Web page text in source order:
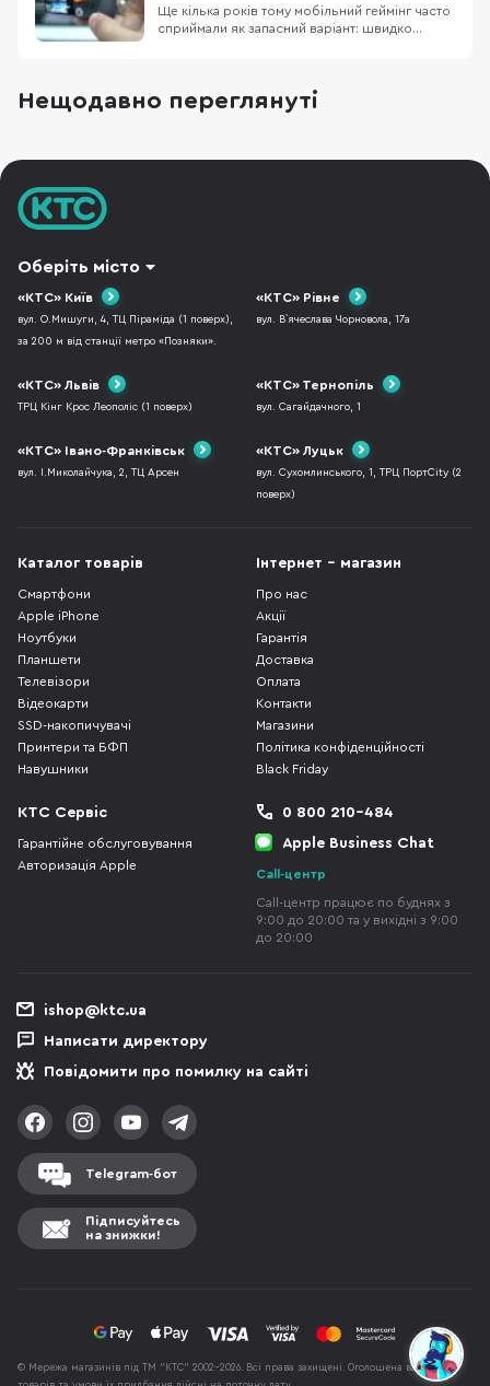
GameHub
Ще кілька років тому мобільний геймінг часто
сприймали як запасний варіант: швидко
потужнішими, хмарні сервіси на кшталт
GeForce NOW навчилися доставляти ПК-ігри
Нещодавно переглянуті
Оберіть місто
«КТС» Київ
вул. О.Мишуги, 4, ТЦ Піраміда (1 поверх),
за 200 м від станції метро «Позняки».
«КТС» Рівне
вул. В`ячеслава Чорновола, 17а
«КТС» Львів
ТРЦ Кінг Крос Леополіс (1 поверх)
«КТС» Тернопіль
вул. Сагайдачного, 1
«КТС» Івано-Франківськ
вул. І.Миколайчука, 2, ТЦ Арсен
«КТС» Луцьк
вул. Сухомлинського, 1, ТРЦ ПортCity (2
поверх)
Каталог товарів
Смартфони
Apple iPhone
Ноутбуки
Планшети
Телевізори
Відеокарти
SSD-накопичувачі
Принтери та БФП
Навушники
Інтернет - магазин
Про нас
Акції
Гарантія
Доставка
Оплата
Контакти
Магазини
Політика конфіденційності
Black Friday
КТС Сервіс
Гарантійне обслуговування
Авторизація Apple
0 800 210-484
Apple Business Chat
Call-центр
Call-центр працює по буднях з
9:00 до 20:00 та у вихідні з 9:00
до 20:00
ishop@ktc.ua
Написати директору
Повідомити про помилку на сайті
Telegram-бот
Підписуйтесь
на знижки!
© Мережа магазинів під ТМ "КТС" 2002-2026. Всі права захищені. Оголошена вартість